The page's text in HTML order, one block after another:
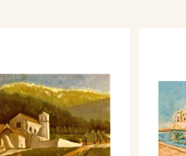
(MI).
Sartori di
(RA), Polo
di Acqui Terme (AL),
Incisori Italiani
dell’Associazione
nella Raccolta delle